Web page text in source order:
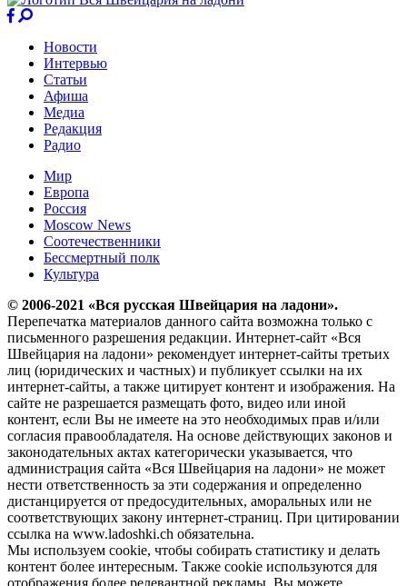
Новости
Интервью
Статьи
Афиша
Медиа
Редакция
Радио
Мир
Европа
Россия
Moscow News
Соотечественники
Бессмертный полк
Культура
© 2006-2021 «Вся русская Швейцария на ладони».
Перепечатка материалов данного сайта возможна только с
письменного разрешения редакции. Интернет-сайт «Вся
Швейцария на ладони» рекомендует интернет-сайты третьих
лиц (юридических и частных) и публикует ссылки на их
интернет-сайты, а также цитирует контент и изображения. На
сайте не разрешается размещать фото, видео или иной
контент, если Вы не имеете на это необходимых прав и/или
согласия правообладателя. На основе действующих законов и
законодательных актах категорически указывается, что
администрация сайта «Вся Швейцария на ладони» не может
нести ответственность за эти содержания и определенно
дистанцируется от предосудительных, аморальных или не
соответствующих закону интернет-страниц. При цитировании
ссылка на www.ladoshki.ch обязательна.
Мы используем cookie, чтобы собирать статистику и делать
контент более интересным. Также cookie используются для